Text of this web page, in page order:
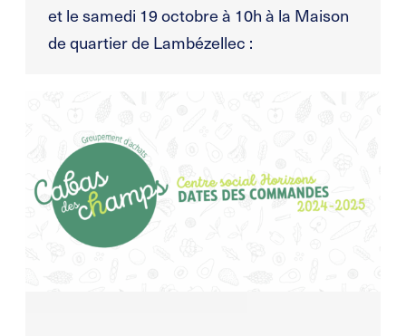
et le samedi 19 octobre à 10h à la Maison
de quartier de Lambézellec :